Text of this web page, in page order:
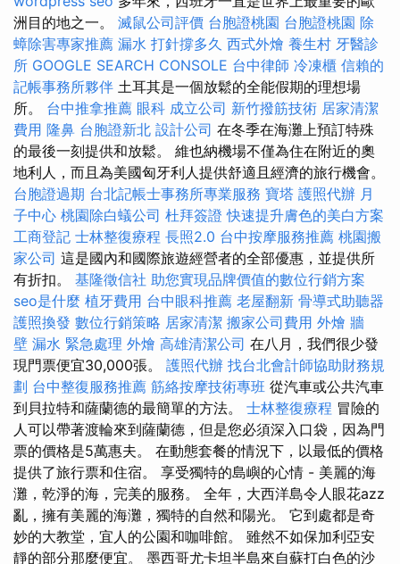
洲目的地之一。 滅鼠公司評價 台胞證桃園 台胞證桃園 除
蟑除害專家推薦 漏水 打針撐多久 西式外燴 養生村 牙醫診
所 GOOGLE SEARCH CONSOLE 台中律師 冷凍櫃 信賴的
記帳事務所夥伴 土耳其是一個放鬆的全能假期的理想場
所。 台中推拿推薦 眼科 成立公司 新竹撥筋技術 居家清潔
費用 隆鼻 台胞證新北 設計公司 在冬季在海灘上預訂特殊
的最後一刻提供和放鬆。 維也納機場不僅為住在附近的奧
地利人，而且為美國匈牙利人提供舒適且經濟的旅行機會。
台胞證過期 台北記帳士事務所專業服務 寶塔 護照代辦 月
子中心 桃園除白蟻公司 杜拜簽證 快速提升膚色的美白方案
工商登記 士林整復療程 長照2.0 台中按摩服務推薦 桃園搬
家公司 這是國內和國際旅遊經營者的全部優惠，並提供所
有折扣。 基隆徵信社 助您實現品牌價值的數位行銷方案
seo是什麼 植牙費用 台中眼科推薦 老屋翻新 骨導式助聽器
護照換發 數位行銷策略 居家清潔 搬家公司費用 外燴 牆
壁 漏水 緊急處理 外燴 高雄清潔公司 在八月，我們很少發
現門票便宜30,000張。 護照代辦 找台北會計師協助財務規
劃 台中整復服務推薦 筋絡按摩技術專班 從汽車或公共汽車
到貝拉特和薩蘭德的最簡單的方法。 士林整復療程 冒險的
人可以帶著渡輪來到薩蘭德，但是您必須深入口袋，因為門
票的價格是5萬惠夫。 在動態套餐的情況下，以最低的價格
提供了旅行票和住宿。 享受獨特的島嶼的心情 - 美麗的海
灘，乾淨的海，完美的服務。 全年，大西洋島令人眼花azz
亂，擁有美麗的海灘，獨特的自然和陽光。 它到處都是奇
妙的大教堂，宜人的公園和咖啡館。 雖然不如保加利亞安
靜的部分那麼便宜。 墨西哥尤卡坦半島來自蘇打白色的沙